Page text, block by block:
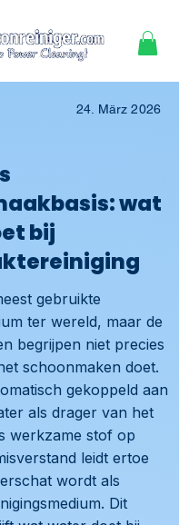
24. März 2026
wat
bij
gebruikte
ter wereld, maar de
begrijpen niet precies
schoonmaken doet.
gekoppeld aan
als drager van het
werkzame stof op
leidt ertoe
wordt als
Dit